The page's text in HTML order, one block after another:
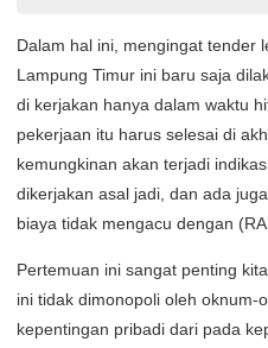
Dalam hal ini, mengingat tender
Lampung Timur ini baru saja
di kerjakan hanya dalam waktu
pekerjaan itu harus selesai di
kemungkinan akan terjadi
dikerjakan asal jadi, dan ada
biaya tidak mengacu dengan
Pertemuan ini sangat penting
ini tidak dimonopoli oleh oknum-
kepentingan pribadi dari pada